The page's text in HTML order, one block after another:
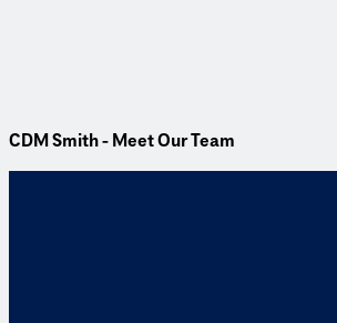
CDM Smith - Meet Our Team